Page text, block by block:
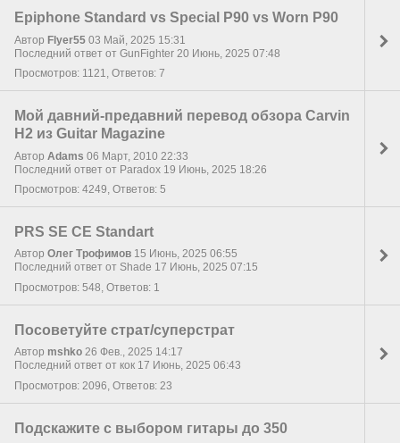
Epiphone Standard vs Special P90 vs Worn P90
Автор Flyer55 03 Май, 2025 15:31
Последний ответ от GunFighter 20 Июнь, 2025 07:48
Просмотров: 1121, Ответов: 7
Мой давний-предавний перевод обзора Carvin
H2 из Guitar Magazine
Автор Adams 06 Март, 2010 22:33
Последний ответ от Paradox 19 Июнь, 2025 18:26
Просмотров: 4249, Ответов: 5
PRS SE CE Standart
Автор Олег Трофимов 15 Июнь, 2025 06:55
Последний ответ от Shade 17 Июнь, 2025 07:15
Просмотров: 548, Ответов: 1
Посоветуйте страт/суперстрат
Автор mshko 26 Фев., 2025 14:17
Последний ответ от кок 17 Июнь, 2025 06:43
Просмотров: 2096, Ответов: 23
Подскажите с выбором гитары до 350